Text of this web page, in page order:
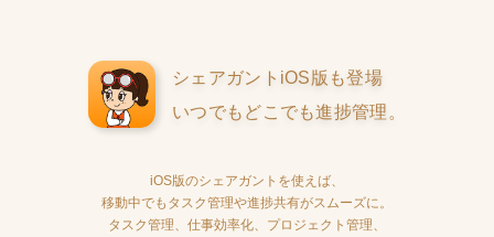
シェアガントiOS版も登場
いつでもどこでも進捗管理。
iOS版のシェアガントを使えば、
移動中でもタスク管理や進捗共有がスムーズに。
タスク管理、仕事効率化、プロジェクト管理、